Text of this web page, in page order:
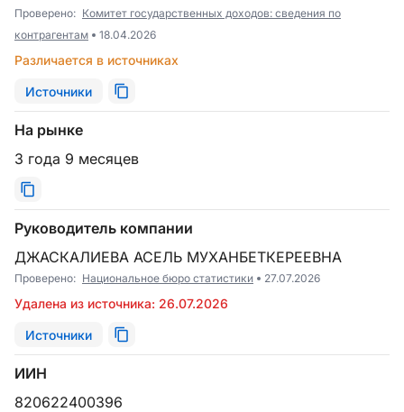
Проверено: Комитет государственных доходов: сведения по
контрагентам
18.04.2026
Различается в источниках
Источники
На рынке
3 года 9 месяцев
Руководитель компании
ДЖАСКАЛИЕВА АСЕЛЬ МУХАНБЕТКЕРЕЕВНА
Проверено: Национальное бюро статистики 27.07.2026
Удалена из источника: 26.07.2026
Источники
ИИН
820622400396